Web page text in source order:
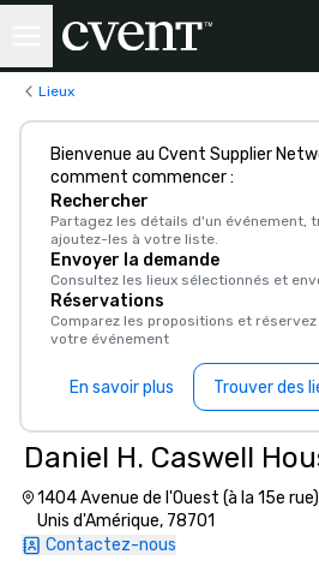
Lieux
Bienvenue au Cvent Supplier
comment commencer :
Rechercher
Partagez les détails d'un événement,
ajoutez-les à votre liste.
Envoyer la demande
Consultez les lieux sélectionnés et
Réservations
Comparez les propositions et
votre événement
En savoir plus Trouver des
Daniel H. Caswell
1404 Avenue de l'Ouest (à la 15e
Unis d'Amérique, 78701
Contactez-nous